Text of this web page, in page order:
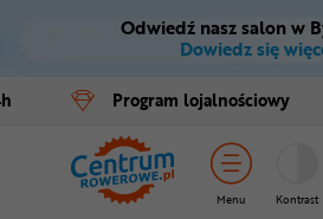
Menu główne
Informacje o
Odwiedź nasz salon w
Dowiedz się
Program lojalnościowy
Menu Kontrast
Rowery
E-bike
Części